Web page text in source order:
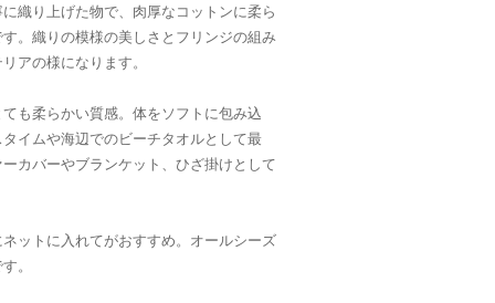
織り上げた物で、肉厚なコットンに柔ら
。織りの模様の美しさとフリンジの組み
アの様になります。
も柔らかい質感。体をソフトに包み込
イムや海辺でのビーチタオルとして最
カバーやブランケット、ひざ掛けとして
ットに入れてがおすすめ。オールシーズ
。